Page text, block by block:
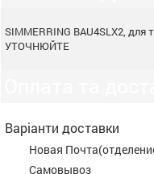
SIMMERRING BAU4SLX2, для
УТОЧНЮЙТЕ
Варіанти доставки
Новая
Самовывоз